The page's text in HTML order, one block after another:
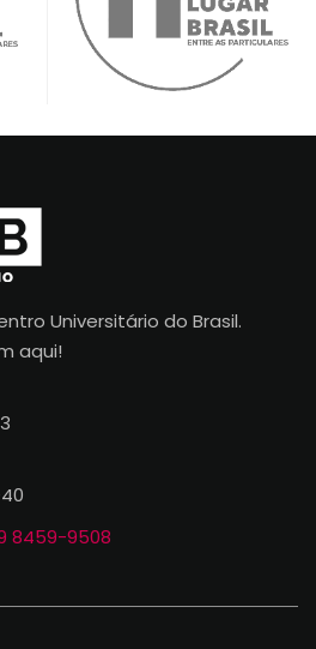
Universitário do Brasil.
aqui!
8459-9508